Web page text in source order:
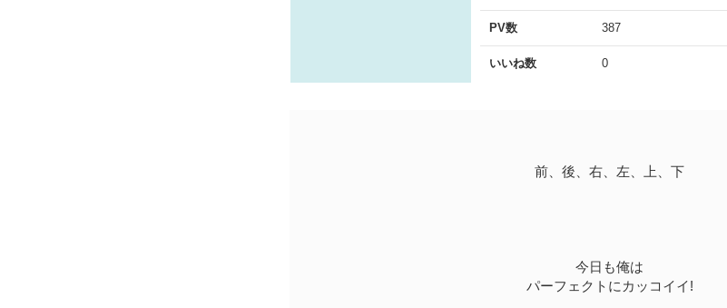
PV数 387
いいね数 0
前、後、右、左、上、下
今日も俺は
パーフェクトにカッコイイ!